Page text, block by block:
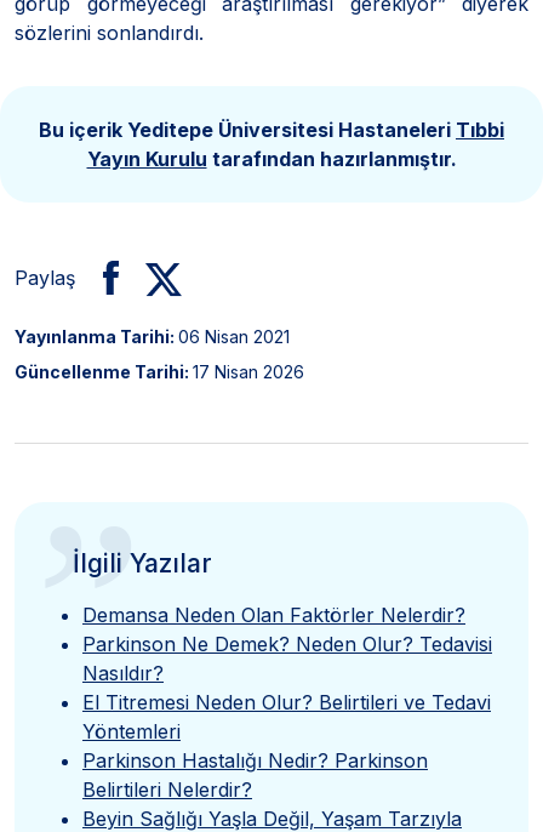
sözlerini sonlandırdı.
Bu içerik Yeditepe Üniversitesi Hastaneleri Tıbbi
Yayın Kurulu tarafından hazırlanmıştır.
Paylaş
Yayınlanma Tarihi: 06 Nisan 2021
Güncellenme Tarihi: 17 Nisan 2026
”
İlgili Yazılar
Demansa Neden Olan Faktörler Nelerdir?
Parkinson Ne Demek? Neden Olur? Tedavisi
Nasıldır?
El Titremesi Neden Olur? Belirtileri ve Tedavi
Yöntemleri
Parkinson Hastalığı Nedir? Parkinson
Belirtileri Nelerdir?
Beyin Sağlığı Yaşla Değil, Yaşam Tarzıyla